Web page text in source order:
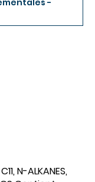
-
N-ALKANES,